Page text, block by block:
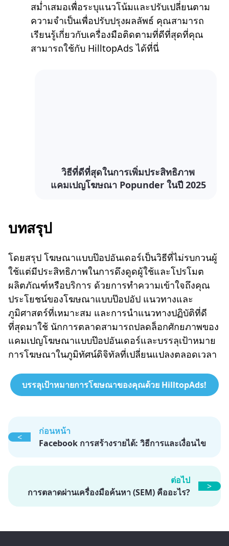
สม่ำเสมอเพื่อระบุแนวโน้มและปรับเปลี่ยนตาม
ความจำเป็นเพื่อปรับปรุงผลลัพธ์ คุณสามารถ
เรียนรู้เกี่ยวกับเครื่องมือติดตามที่ดีที่สุดที่คุณ
สามารถใช้กับ HilltopAds ได้ที่นี่
วิธีที่ดีที่สุดในการเพิ่มประสิทธิภาพ
แคมเปญโฆษณา Popunder ในปี 2025
บทสรุป
โดยสรุป โฆษณาแบบป๊อปอันเดอร์เป็นวิธีที่ไม่รบกวนผู้
ใช้แต่มีประสิทธิภาพในการดึงดูดผู้ใช้และโปรโมต
ผลิตภัณฑ์หรือบริการ ด้วยการทำความเข้าใจถึงคุณ
ประโยชน์ของโฆษณาแบบป๊อปอัป แนวทางและ
ภูมิศาสตร์ที่เหมาะสม และการนำแนวทางปฏิบัติที่ดี
ที่สุดมาใช้ นักการตลาดสามารถปลดล็อกศักยภาพของ
แคมเปญโฆษณาแบบป๊อปอันเดอร์และบรรลุเป้าหมาย
การโฆษณาในภูมิทัศน์ดิจิทัลที่เปลี่ยนแปลงตลอดเวลา
บรรลุเป้าหมายการโฆษณาของคุณด้วย HilltopAds!
<
ก่อนหน้า
Facebook การสร้างรายได้: วิธีการและเงื่อนไข
>
ต่อไป
การตลาดผ่านเครื่องมือค้นหา (SEM) คืออะไร?